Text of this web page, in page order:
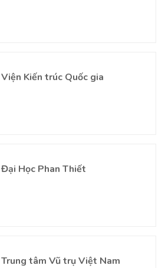
Viện Kiến trúc Quốc gia
Đại Học Phan Thiết
Trung tâm Vũ trụ Việt Nam